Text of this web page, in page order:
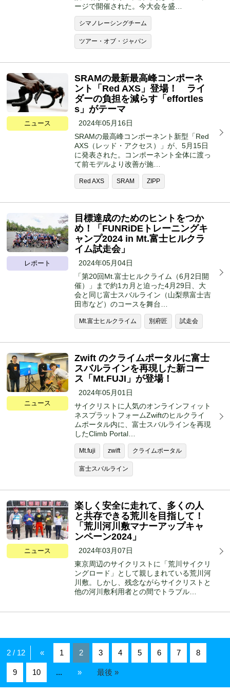
ージで開催された。今大会を盛…
シマノレーシングチーム
ツアー・オブ・ジャパン
ニュース
SRAMの最新最高峰コンポーネ
ント「Red AXS」登場！ ライ
ダーの負担を減らす「effortles
s」がテーマ
2024年05月16日
SRAMの最高峰コンポーネント新型「Red
AXS（レッド・アクセス）」が、5月15日
に発表された。コンポーネント全体に渡っ
て前モデルより改善が施…
Red AXS SRAM ZIPP
レポート
目標達成のためのヒントをつか
め！「FUNRiDEトレーニングキ
ャンプ2024 in Mt.富士ヒルクラ
イム試走会」
2024年05月04日
「第20回Mt.富士ヒルクライム（6月2日開
催）」まで約1カ月と迫った4月29日、大
会と同じ富士スバルライン（山梨県富士吉
田市など）のコースを舞台…
Mt.富士ヒルクライム 別府匠 試走会
ニュース
Zwift のクライムポータルに富士
スバルラインを再現した新コー
ス「Mt.FUJI」が登場！
2024年05月01日
サイクリストに人気のオンラインフィット
ネスプラットフォームZwiftのヒルクライ
ムポータル内に、富士スバルラインを再現
したClimb Portal…
Mt.fuji zwift クライムポータル
富士スバルライン
ニュース
楽しく安全に走れて、多くの人
と共存できる荒川を目指して！
「荒川河川敷マナーアップキャ
ンペーン2024」
2024年03月07日
東京周辺のサイクリストに「荒川サイクリ
ングロード」として親しまれている荒川河
川敷。しかし、残念ながらサイクリストと
他の河川敷利用者との間でトラブル…
2 / 12 « 1 2 3 4 5 6 7 8
9 10 ... » 最後 »